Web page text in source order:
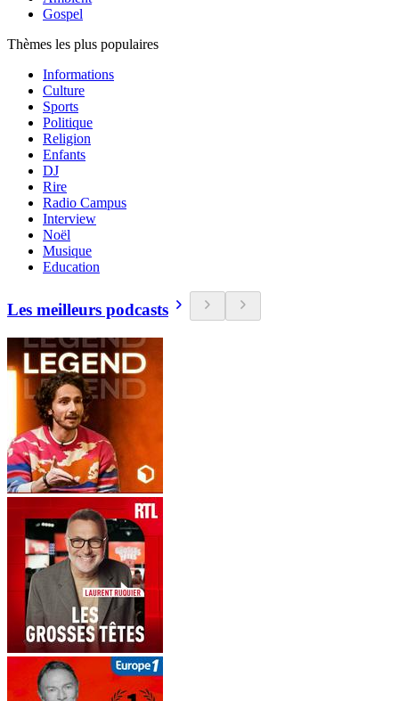
Gospel
Thèmes les plus populaires
Informations
Culture
Sports
Politique
Religion
Enfants
DJ
Rire
Radio Campus
Interview
Noël
Musique
Education
Les meilleurs podcasts